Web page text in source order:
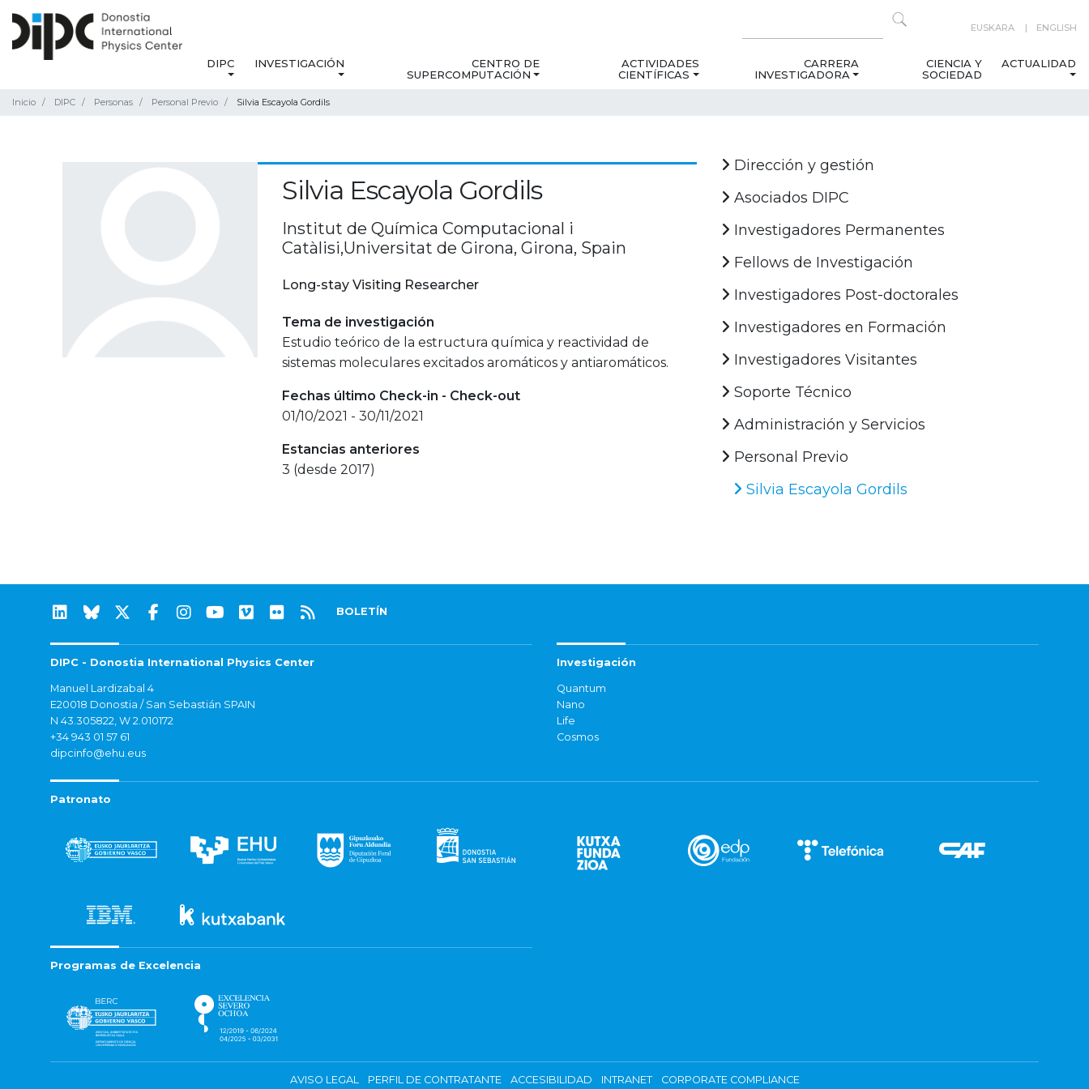
EUSKARA ENGLISH
DIPC INVESTIGACIÓN
CENTRO DE
SUPERCOMPUTACIÓN
ACTIVIDADES
CIENTÍFICAS
CARRERA
INVESTIGADORA
CIENCIA Y
SOCIEDAD
ACTUALIDAD
Inicio DIPC Personas Personal Previo Silvia Escayola Gordils
Silvia Escayola Gordils
Institut de Química Computacional i
Catàlisi,Universitat de Girona, Girona, Spain
Long-stay Visiting Researcher
Tema de investigación
Estudio teórico de la estructura química y reactividad de
sistemas moleculares excitados aromáticos y antiaromáticos.
Fechas último Check-in - Check-out
01/10/2021 - 30/11/2021
Estancias anteriores
3 (desde 2017)
Dirección y gestión
Asociados DIPC
Investigadores Permanentes
Fellows de Investigación
Investigadores Post-doctorales
Investigadores en Formación
Investigadores Visitantes
Soporte Técnico
Administración y Servicios
Personal Previo
Silvia Escayola Gordils
BOLETÍN
DIPC - Donostia International Physics Center
Manuel Lardizabal 4
E20018 Donostia / San Sebastián SPAIN
N 43.305822, W 2.010172
+34 943 01 57 61
dipcinfo@ehu.eus
Investigación
Quantum
Nano
Life
Cosmos
Patronato
Programas de Excelencia
AVISO LEGAL PERFIL DE CONTRATANTE ACCESIBILIDAD INTRANET CORPORATE COMPLIANCE